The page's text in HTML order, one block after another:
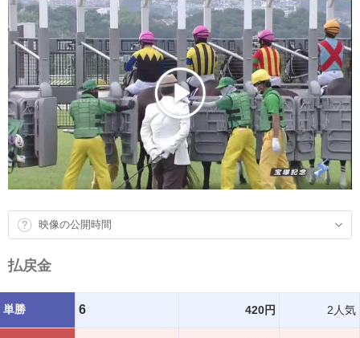
映像の公開時間
払戻金
単勝 6 420円 2人気